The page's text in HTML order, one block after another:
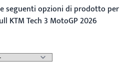
seguenti opzioni di prodotto
KTM Tech 3 MotoGP 2026